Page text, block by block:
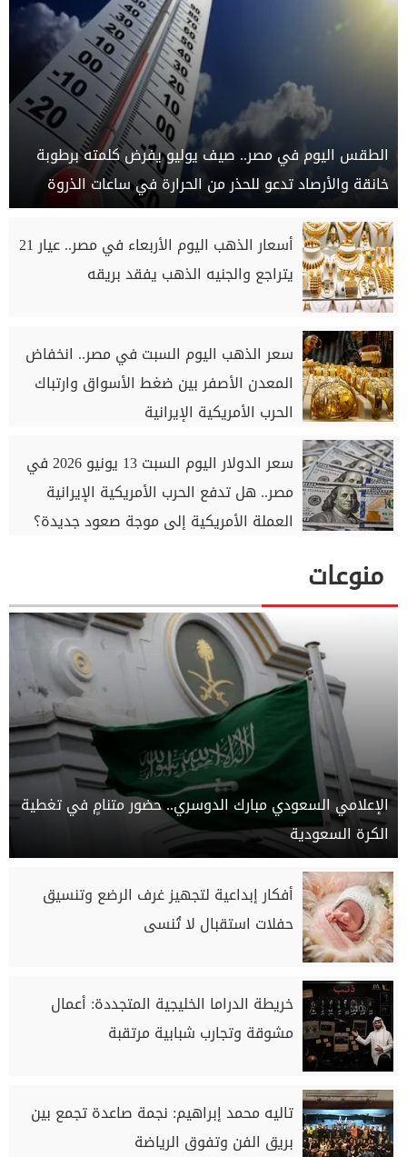
الطقس اليوم في مصر.. صيف يوليو يفرض كلمته برطوبة
خانقة والأرصاد تدعو للحذر من الحرارة في ساعات الذروة
أسعار الذهب اليوم الأربعاء في مصر.. عيار 21
يتراجع والجنيه الذهب يفقد بريقه
سعر الذهب اليوم السبت في مصر.. انخفاض
المعدن الأصفر بين ضغط الأسواق وارتباك
الحرب الأمريكية الإيرانية
سعر الدولار اليوم السبت 13 يونيو 2026 في
مصر.. هل تدفع الحرب الأمريكية الإيرانية
العملة الأمريكية إلى موجة صعود جديدة؟
منوعات
الإعلامي السعودي مبارك الدوسري.. حضور متنامٍ في تغطية
الكرة السعودية
أفكار إبداعية لتجهيز غرف الرضع وتنسيق
حفلات استقبال لا تُنسى
خريطة الدراما الخليجية المتجددة: أعمال
مشوقة وتجارب شبابية مرتقبة
تاليه محمد إبراهيم: نجمة صاعدة تجمع بين
بريق الفن وتفوق الرياضة